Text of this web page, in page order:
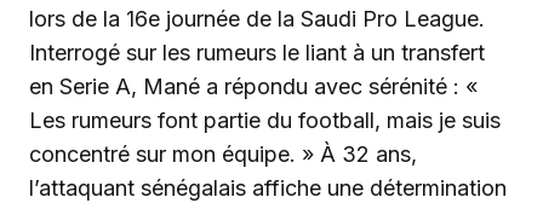
lors de la 16e journée de la Saudi Pro League.
Interrogé sur les rumeurs le liant à un transfert
en Serie A, Mané a répondu avec sérénité : «
Les rumeurs font partie du football, mais je suis
concentré sur mon équipe. » À 32 ans,
l’attaquant sénégalais affiche une détermination